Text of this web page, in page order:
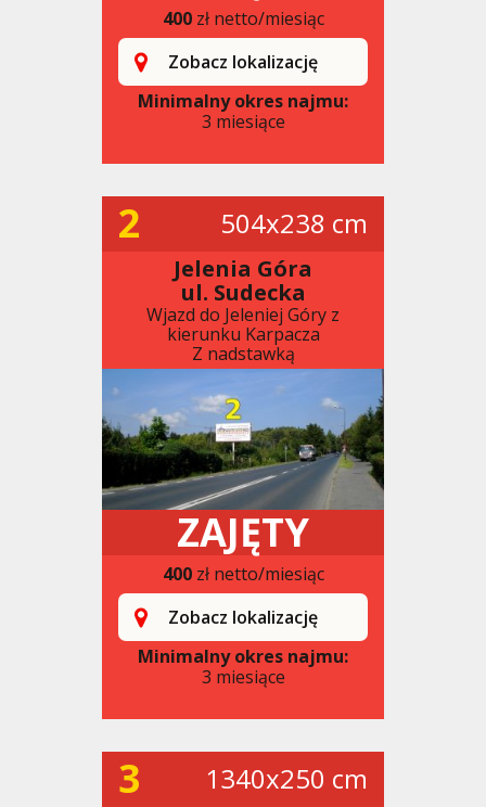
400zł netto/miesiąc
Zobacz lokalizację
Minimalny okres najmu:
3 miesiące
2 504x238 cm
Jelenia Góra
ul. Sudecka
Wjazd do Jeleniej Góry z
kierunku Karpacza
Z nadstawką
ZAJĘTY
400zł netto/miesiąc
Zobacz lokalizację
Minimalny okres najmu:
3 miesiące
3 1340x250 cm